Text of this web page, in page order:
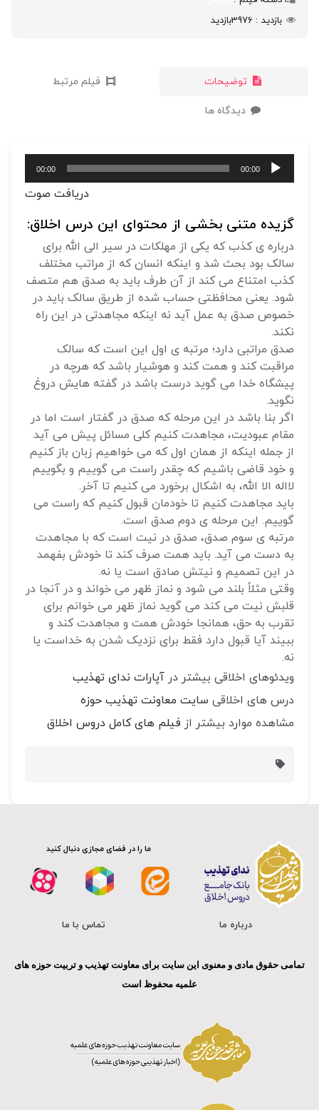
بازدید
3976بازدید
توضیحات فیلم مرتبط
دیدگاه ها
پخش‌کننده
صوت
00:00
00:00
دریافت صوت
گزیده متنی بخشی از محتوای این درس اخلاق:
درباره ی کذب که یکی از مهلکات در سیر الی الله برای
سالک بود بحث شد و اینکه انسان که از مراتب مختلف
کذب امتناع می کند از آن طرف باید به صدق هم متصف
شود. یعنی محافظتی حساب شده از طریق سالک باید در
خصوص صدق به عمل آید نه اینکه مجاهدتی در این راه
نکند.
صدق مراتبی دارد؛ مرتبه ی اول این است که سالک
مراقبت کند و همت کند و هوشیار باشد که هرچه در
پیشگاه خدا می گوید درست باشد در گفته هایش دروغ
نگوید.
اگر بنا باشد در این مرحله که صدق در گفتار است اما در
مقام عبودیت، مجاهدت کنیم کلی مسائل پیش می آید
از جمله اینکه از همان اول که می خواهیم زبان باز کنیم
و خود قاضی باشیم که چقدر راست می گوییم و بگوییم
لااله الا الله، به اشکال برخورد می کنیم تا آخر.
باید مجاهدت کنیم تا خودمان قبول کنیم که راست می
گوییم. این مرحله ی دوم صدق است.
مرتبه ی سوم صدق، صدق در نیت است که با مجاهدت
به دست می آید. باید همت صرف کند تا خودش بفهمد
در این تصمیم و نیتش صادق است یا نه.
وقتی مثلاً بلند می شود و نماز ظهر می خواند و در آنجا در
قلبش نیت می کند می گوید نماز ظهر می خوانم برای
تقرب به حق، همانجا خودش همت و مجاهدت کند و
ببیند آیا قبول دارد فقط برای نزدیک شدن به خداست یا
نه.
ویدئوهای اخلاقی بیشتر در آپارات ندای تهذیب
درس های اخلاقی سایت معاونت تهذیب حوزه
مشاهده موارد بیشتر از فیلم های کامل دروس اخلاق
ما را در فضای مجازی دنبال کنید
درباره ما تماس با ما
تمامی حقوق مادی و معنوی این سایت برای معاونت تهذیب و تربیت حوزه های
علمیه محفوظ است